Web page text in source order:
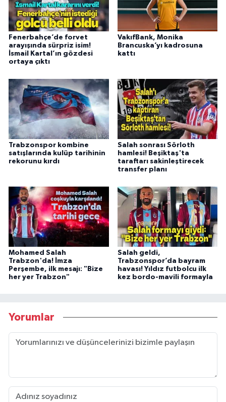
Fenerbahçe’de forvet
arayışında sürpriz isim!
İsmail Kartal’ın gözdesi
ortaya çıktı
VakıfBank, Monika
Brancuska’yı kadrosuna
kattı
Trabzonspor kombine
satışlarında kulüp tarihinin
rekorunu kırdı
Salah sonrası Sörloth
hamlesi! Beşiktaş'ta
taraftarı sakinleştirecek
transfer planı
Mohamed Salah
Trabzon'da! İmza
Perşembe, ilk mesajı: "Bize
her yer Trabzon"
Salah geldi,
Trabzonspor’da bayram
havası! Yıldız futbolcu ilk
kez bordo-mavili formayla
Yorumlar